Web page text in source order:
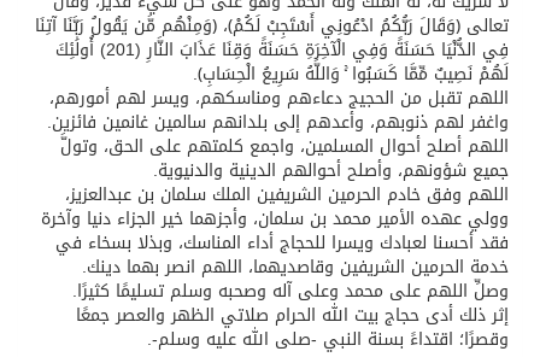
تعالى ﴿وَقَالَ رَبُّكُمُ ادْعُونِي أَسْتَجِبْ لَكُمْ﴾، ﴿وَمِنْهُم مَّن يَقُولُ رَبَّنَا آتِنَا
فِي الدُّنْيَا حَسَنَةً وَفِي الْآخِرَةِ حَسَنَةً وَقِنَا عَذَابَ النَّارِ (201) أُولَٰئِكَ
لَهُمْ نَصِيبٌ مِّمَّا كَسَبُوا ۚ وَاللَّهُ سَرِيعُ الْحِسَابِ﴾.
اللهم تقبل من الحجيج دعاءهم ومناسكهم، ويسر لهم أمورهم،
واغفر لهم ذنوبهم، وأعدهم إلى بلدانهم سالمين غانمين فائزين.
اللهم أصلح أحوال المسلمين، واجمع كلمتهم على الحق، وتولَّ
جميع شؤونهم، وأصلح أحوالهم الدينية والدنيوية.
اللهم وفق خادم الحرمين الشريفين الملك سلمان بن عبدالعزيز،
وولي عهده الأمير محمد بن سلمان، وأجزهما خير الجزاء دنيا وآخرة
فقد أحسنا لعبادك ويسرا للحجاج أداء المناسك، وبذلا بسخاء في
خدمة الحرمين الشريفين وقاصديهما، اللهم انصر بهما دينك.
وصلِّ اللهم على محمد وعلى آله وصحبه وسلم تسليمًا كثيرًا.
إثر ذلك أدى حجاج بيت الله الحرام صلاتي الظهر والعصر جمعًا
وقصرًا؛ اقتداءً بسنة النبي -صلى الله عليه وسلم-.